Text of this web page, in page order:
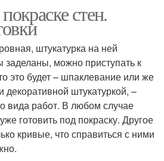
стен.
штукатурка на ней
заделаны, можно приступать к
это будет – шпаклевание или же
декоративной штукатуркой, –
вида работ. В любом случае
готовить под покраску. Другое
кривые, что справиться с ними